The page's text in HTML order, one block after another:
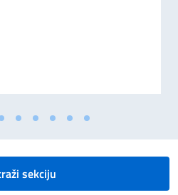
70. GODIŠNJICE TRAGEDIJE U MESTU
sekciju